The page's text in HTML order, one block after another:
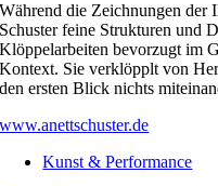
Während die Zeichnungen
Schuster feine Strukturen und
Klöppelarbeiten bevorzugt im
Kontext. Sie verklöpplt von
den ersten Blick nichts
www.anettschuster.de
Kunst & Performance